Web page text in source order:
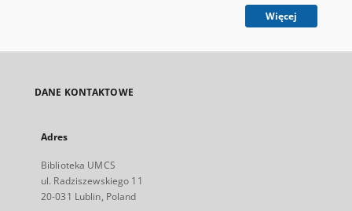
Więcej
DANE KONTAKTOWE
Adres
Biblioteka UMCS
ul. Radziszewskiego 11
20-031 Lublin, Poland